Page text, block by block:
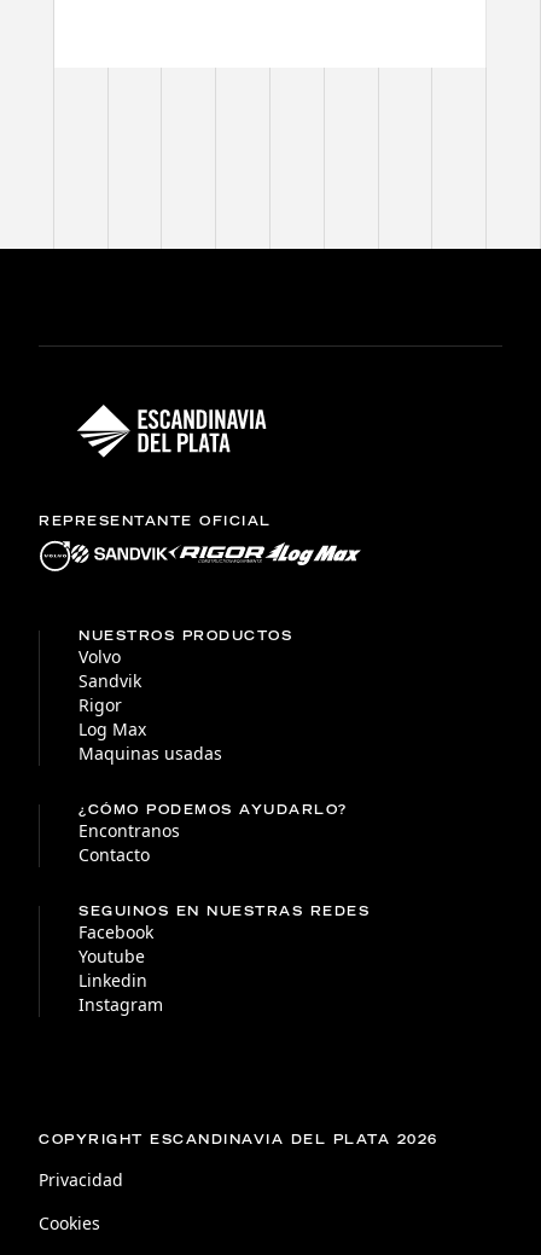
REPRESENTANTE OFICIAL
NUESTROS PRODUCTOS
Volvo
Sandvik
Rigor
Log Max
Maquinas usadas
¿CÓMO PODEMOS AYUDARLO?
Encontranos
Contacto
SEGUINOS EN NUESTRAS REDES
Facebook
Youtube
Linkedin
Instagram
COPYRIGHT ESCANDINAVIA DEL PLATA 2026
Privacidad
Cookies